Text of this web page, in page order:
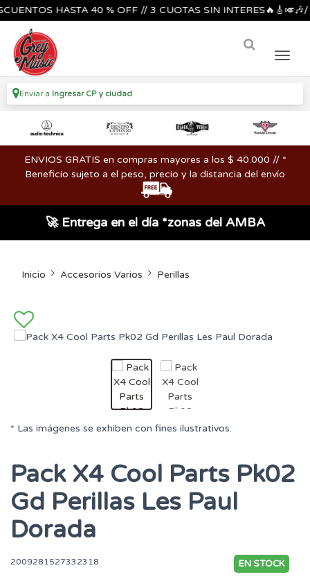
HASTA 40 % OFF // 3 CUOTAS SIN INTERES🔥🎸🎺🎶/
Enviar a Ingresar CP y ciudad
ENVIOS GRATIS en compras mayores a los $ 40.000 // *
Beneficio sujeto a el peso, precio y la distancia del envío
🚀 Entrega en el día *zonas del AMBA
Inicio Accesorios Varios Perillas
* Las imágenes se exhiben con fines ilustrativos.
Pack X4 Cool Parts Pk02
Gd Perillas Les Paul
Dorada
2009281527332318 EN STOCK